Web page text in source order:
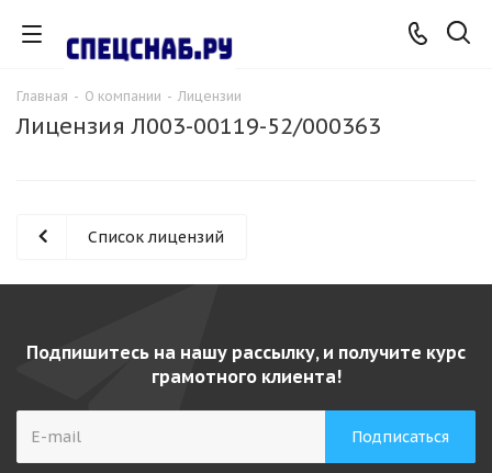
Главная - О компании - Лицензии
Лицензия Л003-00119-52/000363
Список лицензий
Подпишитесь на нашу рассылку, и получите курс
грамотного клиента!